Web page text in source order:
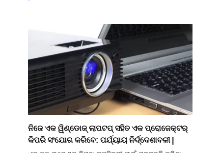
ନିଜେ ଏକ ୱିଣ୍ଡୋଜ୍ ଲାପଟପ୍ ସହିତ ଏକ ପ୍ରୋଜେକ୍ଟର୍
କିପରି ସଂଯୋଗ କରିବେ: ପର୍ଯ୍ୟାୟ ନିର୍ଦ୍ଦେଶାବଳୀ |